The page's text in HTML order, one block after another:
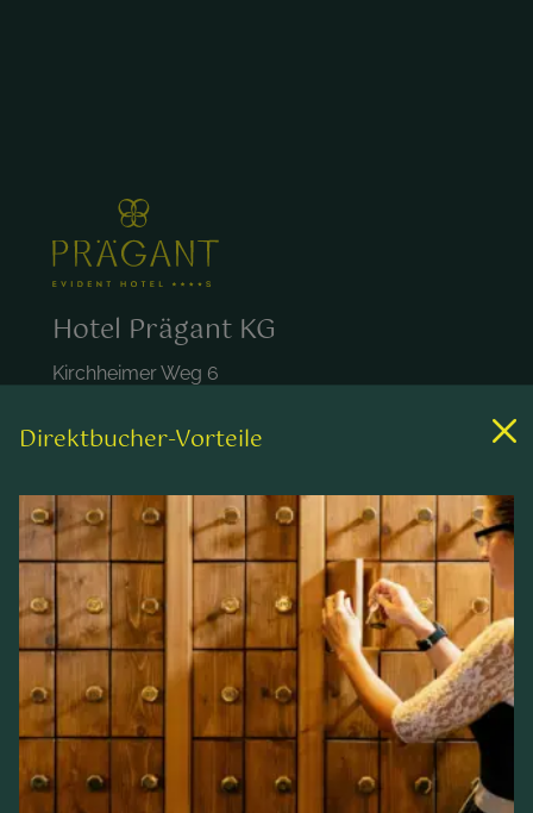
Hotel Prägant KG
Kirchheimer Weg 6
Österreich
hotel@praegant.at
Links
Zimmer & Preise
Wellness & Spa
Freizeitaktivitäten
Kontakt & Service
Blog
Direktbucher-Vorteile